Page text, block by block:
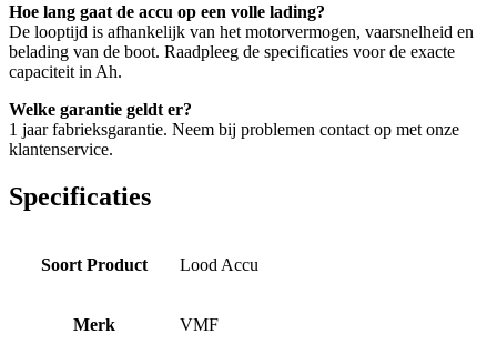
Hoe lang gaat de accu op een volle lading?
De looptijd is afhankelijk van het motorvermogen, vaarsnelheid en
belading van de boot. Raadpleeg de specificaties voor de exacte
capaciteit in Ah.
Welke garantie geldt er?
1 jaar fabrieksgarantie. Neem bij problemen contact op met onze
klantenservice.
Specificaties
Soort Product Lood Accu
Merk VMF